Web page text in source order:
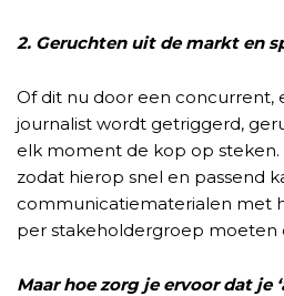
2. Geruchten uit de markt en
Of dit nu door een concurrent,
journalist wordt getriggerd,
elk moment de kop op
zodat hierop snel en passend
communicatiematerialen met
per stakeholdergroep moeten
Maar hoe zorg je ervoor dat je